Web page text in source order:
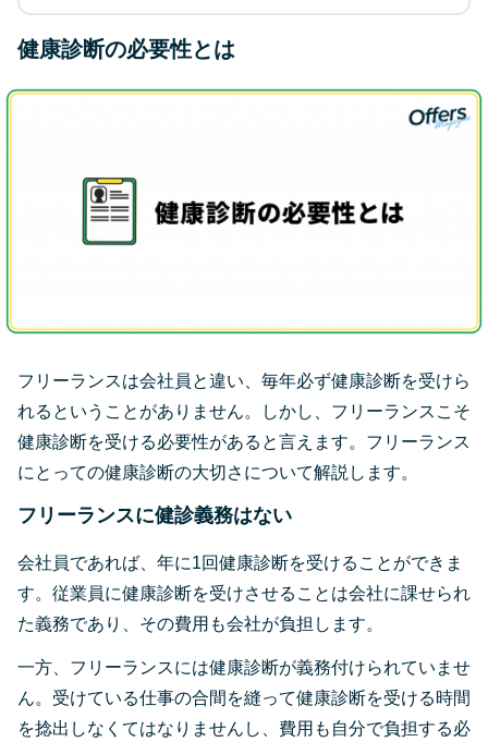
健康診断の必要性とは
フリーランスは会社員と違い、毎年必ず健康診断を受けら
れるということがありません。しかし、フリーランスこそ
健康診断を受ける必要性があると言えます。フリーランス
にとっての健康診断の大切さについて解説します。
フリーランスに健診義務はない
会社員であれば、年に1回健康診断を受けることができま
す。従業員に健康診断を受けさせることは会社に課せられ
た義務であり、その費用も会社が負担します。
一方、フリーランスには健康診断が義務付けられていませ
ん。受けている仕事の合間を縫って健康診断を受ける時間
を捻出しなくてはなりませんし、費用も自分で負担する必